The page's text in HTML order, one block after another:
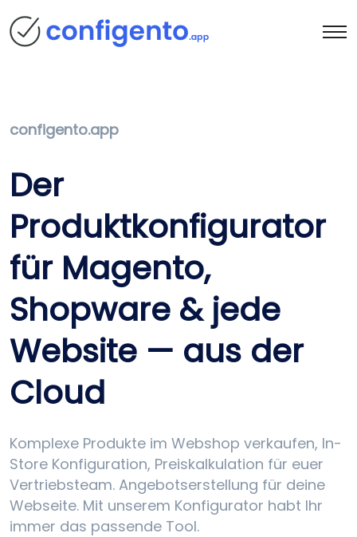
configento.app
Der
Produktkonfigurator
für Magento,
Shopware & jede
Website — aus der
Cloud
Komplexe Produkte im Webshop verkaufen, In-
Store Konfiguration, Preis­kalkulation für euer
Vertriebs­team. Angebots­erstellung für deine
Webseite. Mit unserem Konfigurator habt Ihr
immer das passende Tool.